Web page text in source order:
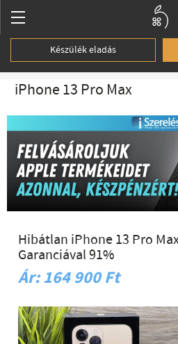
Készülék eladás
iPhone 13 Pro Max
Hibátlan iPhone 13 Pro
Garanciával 91%
Ár: 164 900 Ft